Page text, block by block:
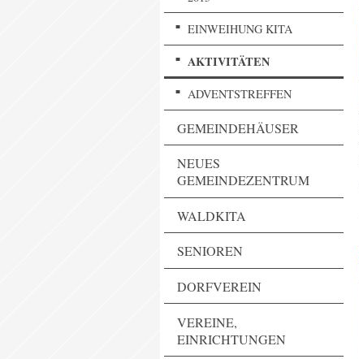
EINWEIHUNG KITA
AKTIVITÄTEN
ADVENTSTREFFEN
GEMEINDEHÄUSER
NEUES
GEMEINDEZENTRUM
WALDKITA
SENIOREN
DORFVEREIN
VEREINE,
EINRICHTUNGEN